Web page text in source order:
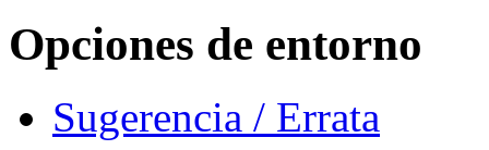
Opciones de entorno
Sugerencia / Errata